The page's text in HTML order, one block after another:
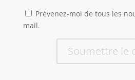
Prévenez-moi de tous les
mail.
Soumettre le